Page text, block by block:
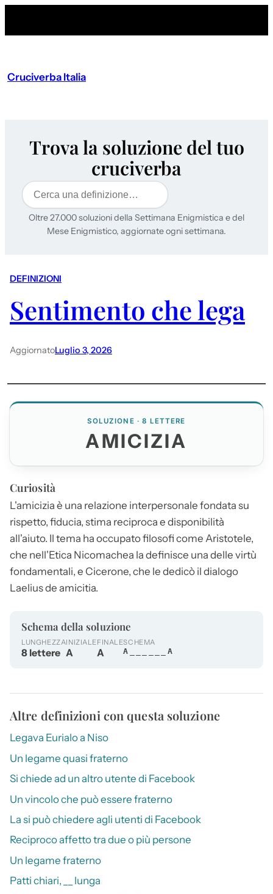
Cruciverba Italia
Trova la soluzione del tuo
cruciverba
Cerca
Oltre 27.000 soluzioni della Settimana Enigmistica e del
Mese Enigmistico, aggiornate ogni settimana.
DEFINIZIONI
Sentimento che lega
AggiornatoLuglio 3, 2026
SOLUZIONE · 8 LETTERE
AMICIZIA
Curiosità
L'amicizia è una relazione interpersonale fondata su
rispetto, fiducia, stima reciproca e disponibilità
all'aiuto. Il tema ha occupato filosofi come Aristotele,
che nell'Etica Nicomachea la definisce una delle virtù
fondamentali, e Cicerone, che le dedicò il dialogo
Laelius de amicitia.
Schema della soluzione
LUNGHEZZA
8 lettere
INIZIALE
A
FINALE
A
SCHEMA
A______A
Altre definizioni con questa soluzione
Legava Eurialo a Niso
Un legame quasi fraterno
Si chiede ad un altro utente di Facebook
Un vincolo che può essere fraterno
La si può chiedere agli utenti di Facebook
Reciproco affetto tra due o più persone
Un legame fraterno
Patti chiari, __ lunga